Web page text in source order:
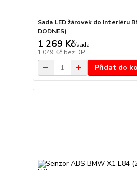
Sada LED žárovek do interiéru
DODNES)
1 269 Kč/sada
1 049 Kč bez DPH
Přidat do